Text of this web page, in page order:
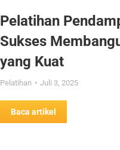
Pelatihan
Sukses
yang Kuat
Pelatihan Juli 3, 2025
Baca artikel